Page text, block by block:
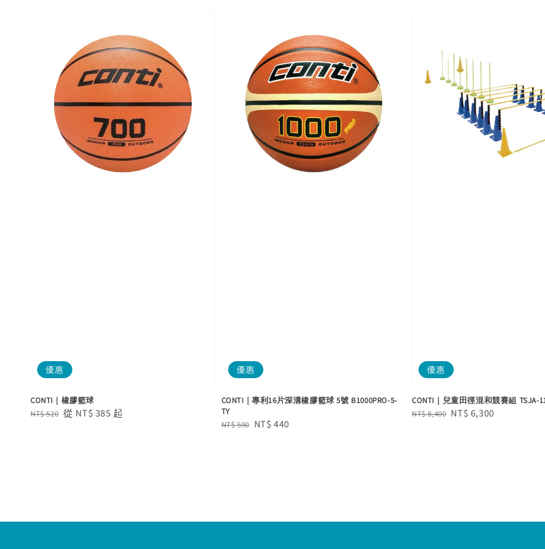
優惠
CONTI｜橡膠籃球
Regular
NT$ 520 Sale
從 NT$ 385 起
優惠
CONTI｜專利16片深溝橡膠籃球 5號 B1000PRO-5-
TY
Regular
NT$ 590 Sale
NT$ 440
優惠
CONTI｜兒童田徑混和競賽組 TSJA-
Regular
NT$ 8,400 Sale
NT$ 6,300